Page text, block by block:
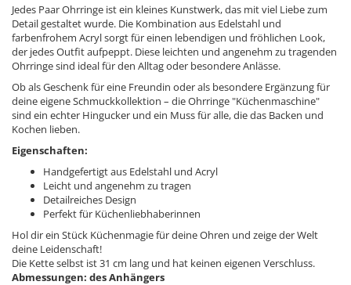
Jedes Paar Ohrringe ist ein kleines Kunstwerk, das mit viel Liebe zum
Detail gestaltet wurde. Die Kombination aus Edelstahl und
farbenfrohem Acryl sorgt für einen lebendigen und fröhlichen Look,
der jedes Outfit aufpeppt. Diese leichten und angenehm zu tragenden
Ohrringe sind ideal für den Alltag oder besondere Anlässe.
Ob als Geschenk für eine Freundin oder als besondere Ergänzung für
deine eigene Schmuckkollektion – die Ohrringe "Küchenmaschine"
sind ein echter Hingucker und ein Muss für alle, die das Backen und
Kochen lieben.
Eigenschaften:
Handgefertigt aus Edelstahl und Acryl
Leicht und angenehm zu tragen
Detailreiches Design
Perfekt für Küchenliebhaberinnen
Hol dir ein Stück Küchenmagie für deine Ohren und zeige der Welt
deine Leidenschaft!
Die Kette selbst ist 31 cm lang und hat keinen eigenen Verschluss.
Abmessungen: des Anhängers